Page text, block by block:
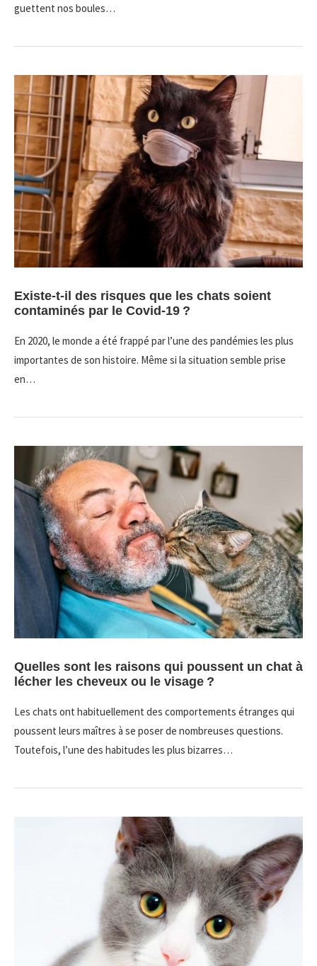
guettent nos boules…
Existe-t-il des risques que les chats soient
contaminés par le Covid-19 ?
En 2020, le monde a été frappé par l’une des pandémies les plus
importantes de son histoire. Même si la situation semble prise
en…
Quelles sont les raisons qui poussent un chat à
lécher les cheveux ou le visage ?
Les chats ont habituellement des comportements étranges qui
poussent leurs maîtres à se poser de nombreuses questions.
Toutefois, l’une des habitudes les plus bizarres…